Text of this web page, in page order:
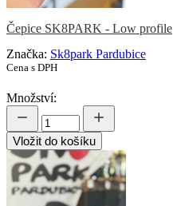
Čepice SK8PARK - Low profile
Značka: Sk8park Pardubice
Cena s DPH
Množství:
Vložit do košíku